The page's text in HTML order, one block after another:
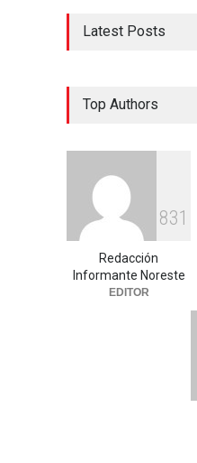
Latest Posts
Top Authors
831
Redacción
Informante Noreste
EDITOR